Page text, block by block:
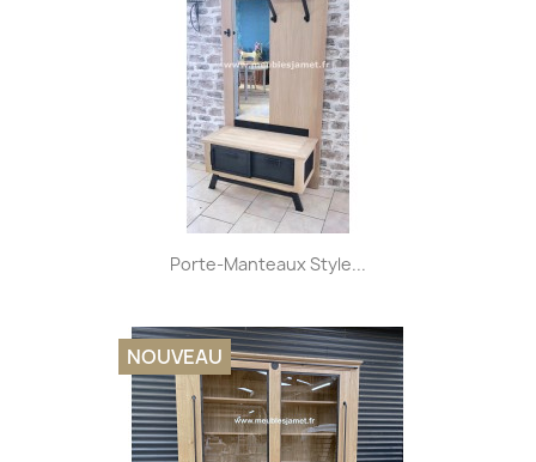
Porte-Manteaux Style...
NOUVEAU